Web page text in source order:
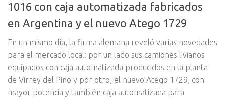
1016 con caja automatizada fabricados
en Argentina y el nuevo Atego 1729
En un mismo día, la firma alemana reveló varias novedades
para el mercado local: por un lado sus camiones livianos
equipados con caja automatizada producidos en la planta
de Virrey del Pino y por otro, el nuevo Atego 1729, con
mayor potencia y también caja automatizada para